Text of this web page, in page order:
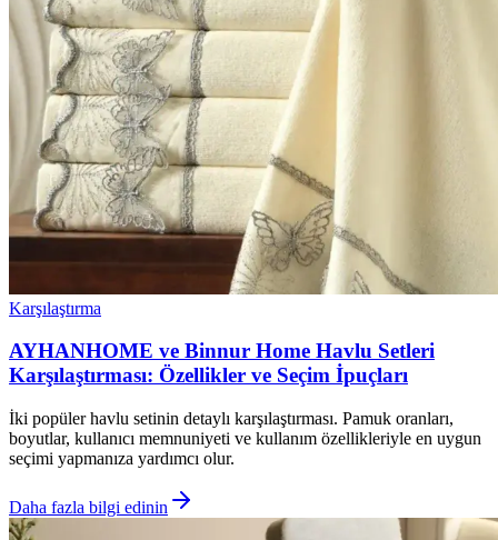
Karşılaştırma
AYHANHOME ve Binnur Home Havlu Setleri
Karşılaştırması: Özellikler ve Seçim İpuçları
İki popüler havlu setinin detaylı karşılaştırması. Pamuk oranları,
boyutlar, kullanıcı memnuniyeti ve kullanım özellikleriyle en uygun
seçimi yapmanıza yardımcı olur.
Daha fazla bilgi edinin